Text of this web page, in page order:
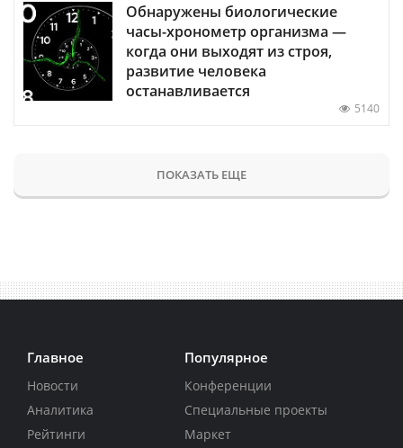
Обнаружены биологические
часы-хронометр организма —
когда они выходят из строя,
развитие человека
останавливается
5140
ПОКАЗАТЬ ЕЩЕ
Главное
Новости
Аналитика
Рейтинги
Популярное
Конференции
Специальные проекты
Маркет